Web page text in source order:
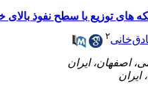
توزیع با سطح نفوذ بالای
۲